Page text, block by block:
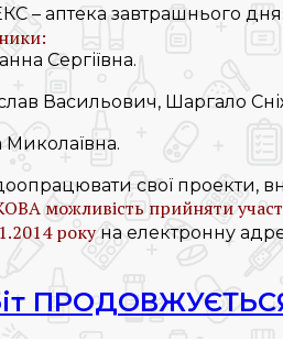
– аптека завтрашнього
Сергіївна.
Васильович, Шаргало
Миколаївна.
свої проекти,
можливість прийняти
рокуна електронну